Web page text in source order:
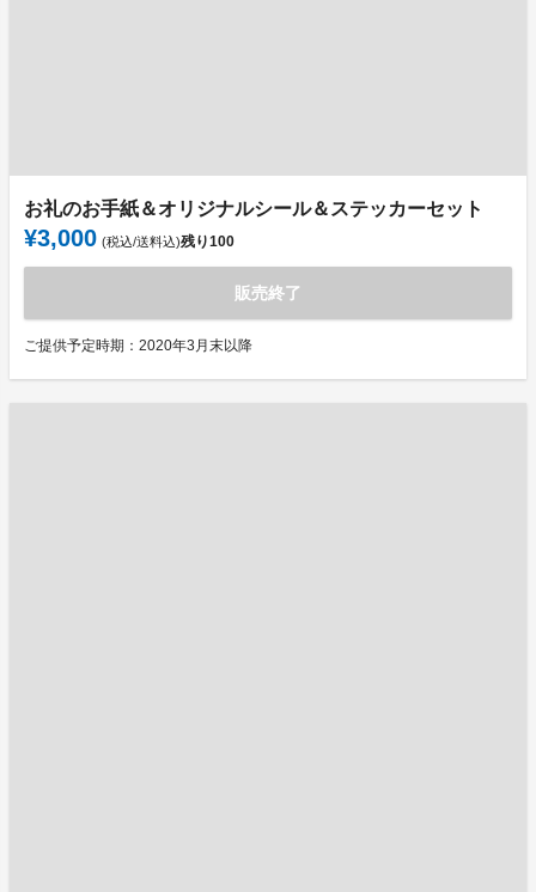
お礼のお手紙＆オリジナルシール＆ステッカーセット
¥3,000 (税込/送料込)残り100
販売終了
ご提供予定時期：2020年3月末以降